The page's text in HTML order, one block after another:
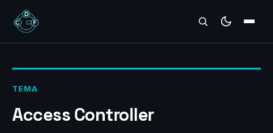
REVIEWS
TEMA
Access Controller